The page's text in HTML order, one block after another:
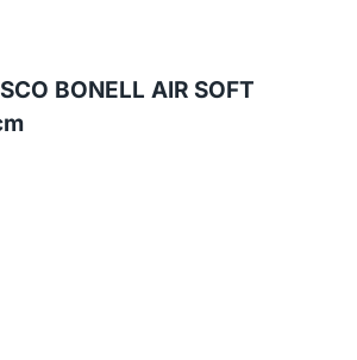
BONELL AIR SOFT